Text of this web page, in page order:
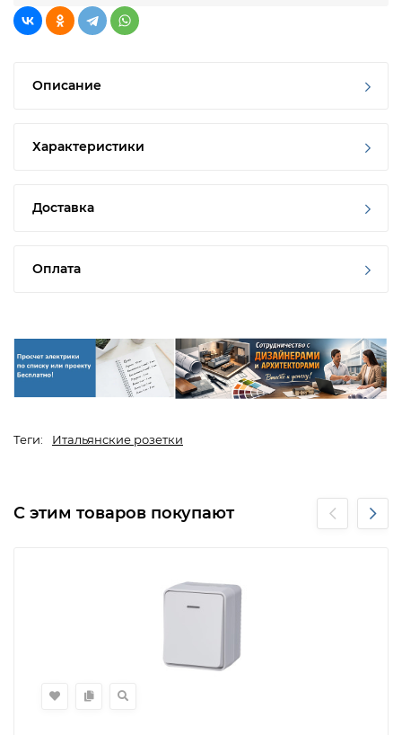
Описание
Характеристики
Доставка
Оплата
Теги: Итальянские розетки
С этим товаров покупают